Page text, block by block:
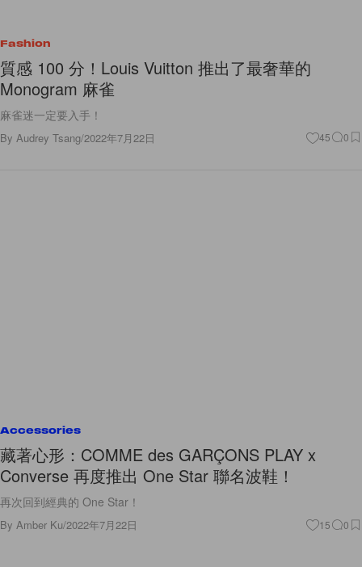
Fashion
質感 100 分！Louis Vuitton 推出了最奢華的
Monogram 麻雀
麻雀迷一定要入手！
By Audrey Tsang/2022年7月22日 45 0
Accessories
藏著心形：COMME des GARÇONS PLAY x
Converse 再度推出 One Star 聯名波鞋！
再次回到經典的 One Star！
By Amber Ku/2022年7月22日 15 0